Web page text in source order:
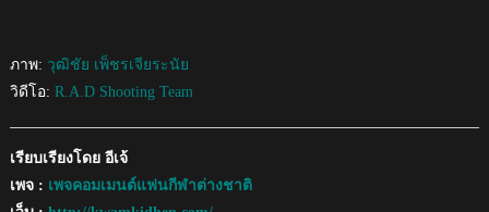
ภาพ: วุฒิชัย เพ็ชรเจียระนัย
วิดีโอ: R.A.D Shooting Team
เรียบเรียงโดย อีเจ้
เพจ : เพจคอมเมนต์แฟนกีฬาต่างชาติ